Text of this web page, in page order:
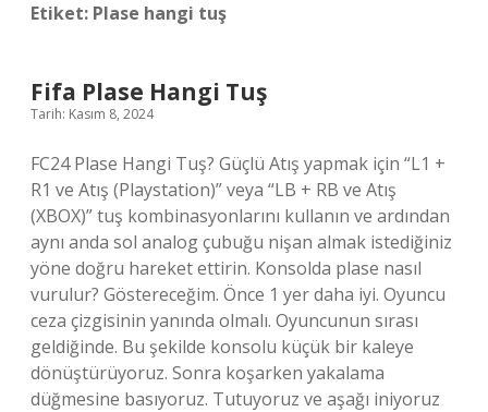
Etiket: Plase hangi tuş
Fifa Plase Hangi Tuş
Tarih: Kasım 8, 2024
FC24 Plase Hangi Tuş? Güçlü Atış yapmak için “L1 +
R1 ve Atış (Playstation)” veya “LB + RB ve Atış
(XBOX)” tuş kombinasyonlarını kullanın ve ardından
aynı anda sol analog çubuğu nişan almak istediğiniz
yöne doğru hareket ettirin. Konsolda plase nasıl
vurulur? Göstereceğim. Önce 1 yer daha iyi. Oyuncu
ceza çizgisinin yanında olmalı. Oyuncunun sırası
geldiğinde. Bu şekilde konsolu küçük bir kaleye
dönüştürüyoruz. Sonra koşarken yakalama
düğmesine basıyoruz. Tutuyoruz ve aşağı iniyoruz